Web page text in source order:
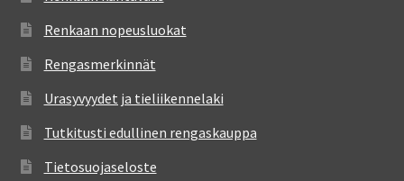
Renkaan nopeusluokat
Rengasmerkinnät
Urasyvyydet ja tieliikennelaki
Tutkitusti edullinen rengaskauppa
Tietosuojaseloste